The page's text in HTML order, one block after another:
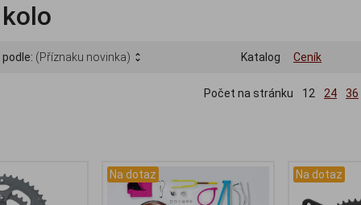
(Příznaku novinka) Katalog Ceník
Počet na stránku 12 24 36
Na dotaz Na dotaz